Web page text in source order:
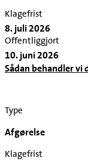
Klagefrist
8. juli 2026
Offentliggjort
10. juni 2026
Sådan behandler
Type
Afgørelse
Klagefrist